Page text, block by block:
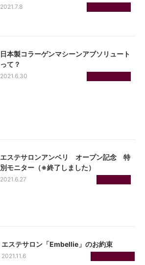
2021.7.8
日本製コラーゲンマシーンアブソリュート
って？
2021.6.30
エステサロンアンベリ オープン記念 特
別モニター（※終了しました）
2021.6.27
エステサロン「Embellie」のお約束
2021.11.6